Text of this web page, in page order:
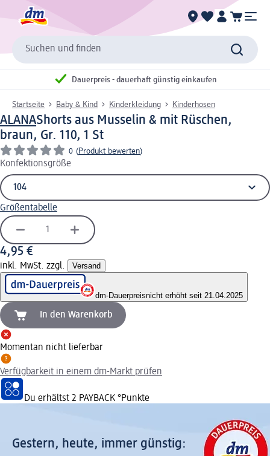
Suchen und finden
Dauerpreis - dauerhaft günstig einkaufen
Startseite Baby & Kind Kinderkleidung Kinderhosen
ALANAShorts aus Musselin & mit Rüschen,
braun, Gr. 110, 1 St
0 (Produkt bewerten)
Konfektionsgröße
Größentabelle
4,95 €
inkl. MwSt. zzgl. Versand
dm-Dauerpreisnicht erhöht seit 21.04.2025
In den Warenkorb
Momentan nicht lieferbar
Verfügbarkeit in einem dm-Markt prüfen
Du erhältst 2 PAYBACK °Punkte
Gestern, heute, immer günstig: